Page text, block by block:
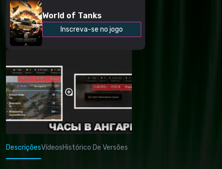
World of Tanks
Inscreva-se no jogo
DescriçõesVídeosHistórico De Versões